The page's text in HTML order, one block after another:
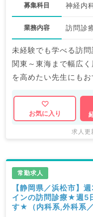
募集科目
業務内容
未経験でも学べる訪問
関東～東海まで幅広
を高めたい先生にもお
横浜にて新規OPEN
状況に合わせ、条件
マイナビDOCTORで
関求人はもちろんのこ
掲載情報以外にも産
ます。
求人内容の詳細等は
お気に入り
求人
常勤求人
【静岡県／浜松市】
インの訪問診療★週5
す★（内科系,外科系／